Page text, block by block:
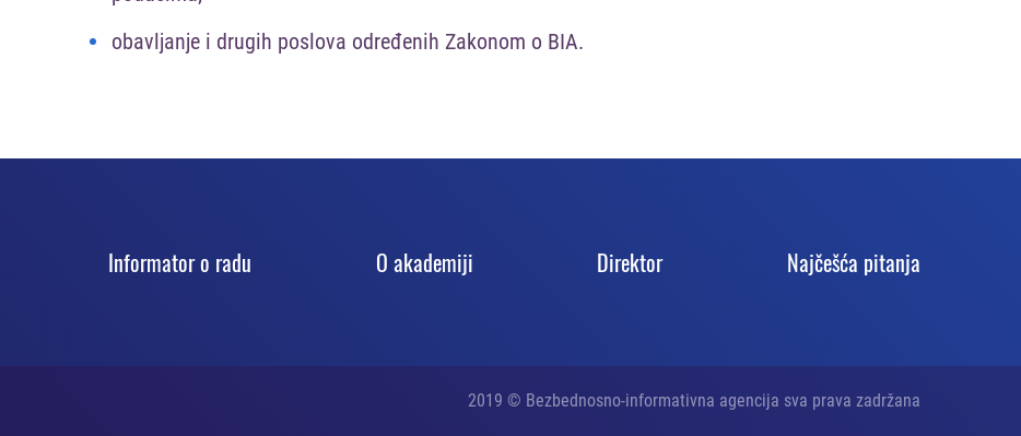
obavljanje i drugih poslova određenih Zakonom o BIA.
Informator o radu O akadеmiji Direktor Najčešća pitanja
2019 © Bezbednosno-informativna agencija sva prava zadržana